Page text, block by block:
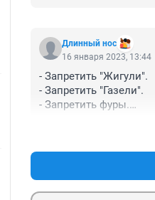
Длинный нос
16 января 2023, 13:44
- Запретить "Жигули".
- Запретить "Газели".
- Запретить фуры.